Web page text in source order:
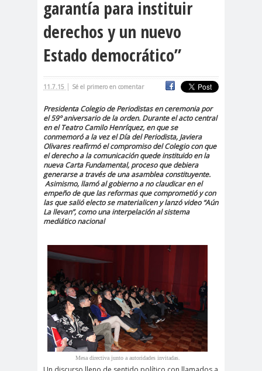
cación
#DerechosFundam
entales
#Destaca
do
#Destacado
#Destacado #Importante
#Noticias #Asamblea
#Colegiodeperiodistas
#Destacado #Importante
#Noticias #CongresoNacional
#Colegiodeperiodistas
#Destacado #Importante
#Noticias #Elecciones
#CandidaturasConsejoNacional
#Colegiodeperiodistas
#Destacado #Importante
#Noticias #Elecciones
#Colegiodeperiodistas
#Eleccion
es
#Elecciones2
024
#FalloJudic
ial
#GabrielBoric
Font
#Géner
#GéneroYDD
#Importan
garantía para instituir
derechos y un nuevo
Estado democrático”
11.7.15 | Sé el primero en comentar
Presidenta Colegio de Periodistas en ceremonia por
el 59º aniversario de la orden. Durante el acto central
en el Teatro Camilo Henríquez, en que se
conmemoró a la vez el Día del Periodista, Javiera
Olivares reafirmó el compromiso del Colegio con que
el derecho a la comunicación quede instituido en la
nueva Carta Fundamental, proceso que debiera
generarse a través de una asamblea constituyente.
Asimismo, llamó al gobierno a no claudicar en el
empeño de que las reformas que comprometió y con
las que salió electo se materialicen y lanzó video “Aún
La llevan”, como una interpelación al sistema
mediático nacional
Mesa directiva junto a autoridades invitadas.